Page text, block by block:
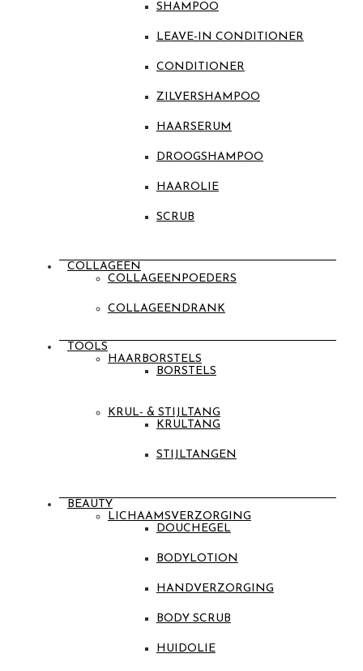
BEAUTY
LICHAAMSVERZORGING
DOUCHEGEL
BODYLOTION
HANDVERZORGING
BODY SCRUB
HUIDOLIE
TOOLS
HAARBORSTELS
BORSTELS
KRUL- & STIJLTANG
KRULTANG
STIJLTANGEN
COLLAGEEN
COLLAGEENPOEDERS
COLLAGEENDRANK
SHAMPOO
LEAVE-IN CONDITIONER
CONDITIONER
ZILVERSHAMPOO
HAARSERUM
DROOGSHAMPOO
HAAROLIE
SCRUB